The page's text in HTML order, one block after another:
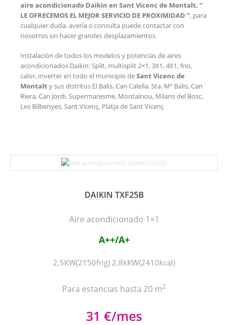
aire acondicionado Daikin en Sant Vicenc de Montalt, ”
LE OFRECEMOS EL MEJOR SERVICIO DE PROXIMIDAD “, para
cualquier duda, avería o consulta puede contactar con
nosotros sin hacer grandes desplazamientos.
Instalación de todos los modelos y potencias de aires
acondicionados Daikin: Split, multisplit 2×1, 3X1, 4X1, frio,
calor, inverter en todo el municipio deSant Vicenc de
Montalt y sus distritos El Balis, Can Calella, Sta. Mª Balis, Can
Riera, Can Jordi, Supermaresme, Montalnou, Milans del Bosc,
Les Bilbenyes, Sant Vicenç, Platja de Sant Vicenç
DAIKIN TXF25B
Aire acondicionado 1×1
A++/A+
2,5KW(2150frig) 2,8kKW(2410kcal)
Para estancias hasta 20 m2
31 €/mes